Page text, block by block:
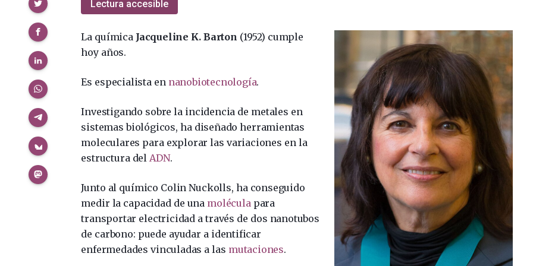
Lectura accesible
La química Jacqueline K. Barton (1952) cumple
hoy años.
Es especialista en nanobiotecnología.
Investigando sobre la incidencia de metales en
sistemas biológicos, ha diseñado herramientas
moleculares para explorar las variaciones en la
estructura del ADN.
Junto al químico Colin Nuckolls, ha conseguido
medir la capacidad de una molécula para
transportar electricidad a través de dos nanotubos
de carbono: puede ayudar a identificar
enfermedades vinculadas a las mutaciones.